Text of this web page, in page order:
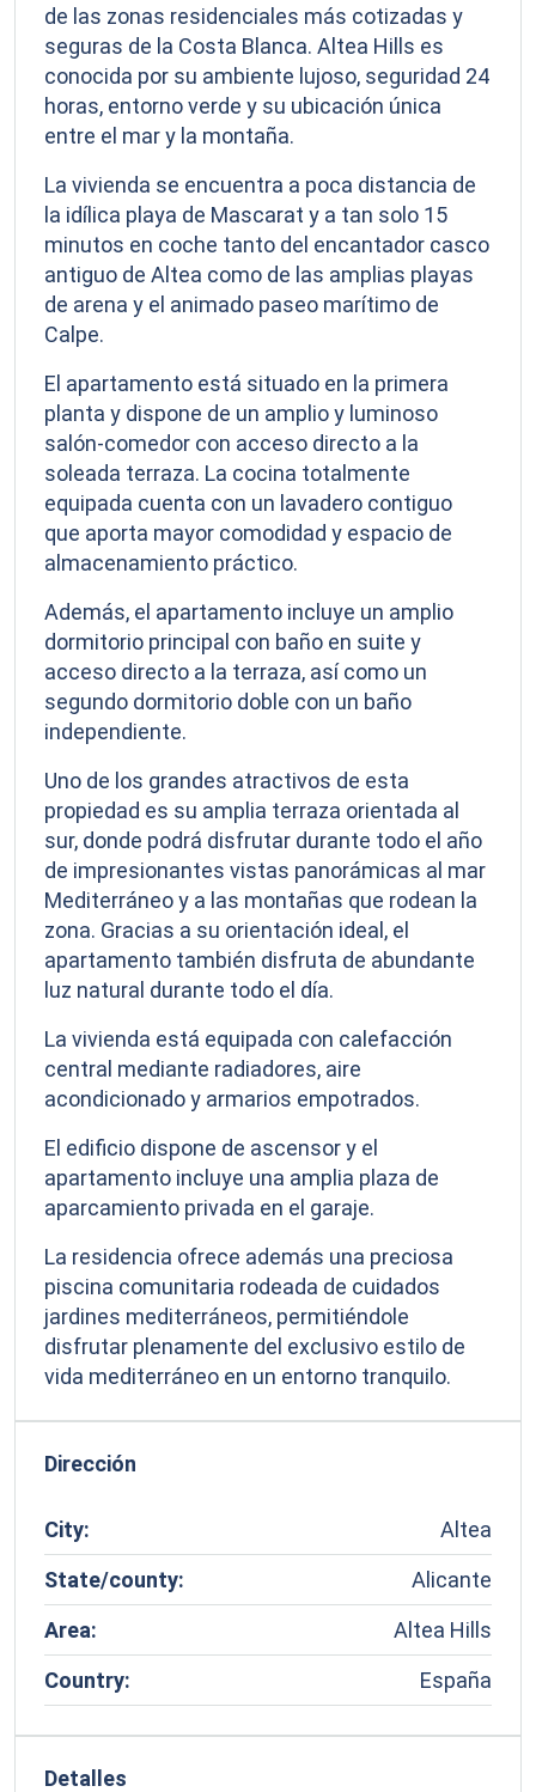
de las zonas residenciales más cotizadas y
seguras de la Costa Blanca. Altea Hills es
conocida por su ambiente lujoso, seguridad 24
horas, entorno verde y su ubicación única
entre el mar y la montaña.
La vivienda se encuentra a poca distancia de
la idílica playa de Mascarat y a tan solo 15
minutos en coche tanto del encantador casco
antiguo de Altea como de las amplias playas
de arena y el animado paseo marítimo de
Calpe.
El apartamento está situado en la primera
planta y dispone de un amplio y luminoso
salón-comedor con acceso directo a la
soleada terraza. La cocina totalmente
equipada cuenta con un lavadero contiguo
que aporta mayor comodidad y espacio de
almacenamiento práctico.
Además, el apartamento incluye un amplio
dormitorio principal con baño en suite y
acceso directo a la terraza, así como un
segundo dormitorio doble con un baño
independiente.
Uno de los grandes atractivos de esta
propiedad es su amplia terraza orientada al
sur, donde podrá disfrutar durante todo el año
de impresionantes vistas panorámicas al mar
Mediterráneo y a las montañas que rodean la
zona. Gracias a su orientación ideal, el
apartamento también disfruta de abundante
luz natural durante todo el día.
La vivienda está equipada con calefacción
central mediante radiadores, aire
acondicionado y armarios empotrados.
El edificio dispone de ascensor y el
apartamento incluye una amplia plaza de
aparcamiento privada en el garaje.
La residencia ofrece además una preciosa
piscina comunitaria rodeada de cuidados
jardines mediterráneos, permitiéndole
disfrutar plenamente del exclusivo estilo de
vida mediterráneo en un entorno tranquilo.
Dirección
City:
Altea
State/county:
Alicante
Area:
Altea Hills
Country:
España
Detalles